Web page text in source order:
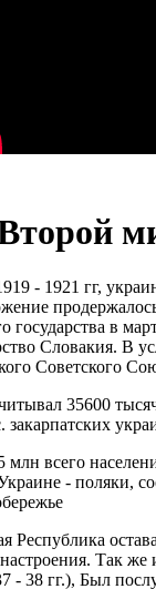
- 1921 гг,
в
Словакия. В
Советского
35600
всего
- поляки,
Республика
Так
- 38 гг.), Был